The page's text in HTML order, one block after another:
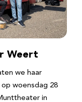
Weert
we haar
woensdag 28
in